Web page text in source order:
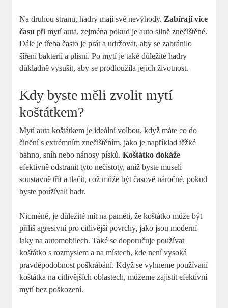
Na druhou stranu, hadry mají své nevýhody. Zabírají více
času při mytí auta, zejména pokud je auto silně znečištěné.
Dále je třeba často je prát a udržovat, aby se zabránilo
šíření bakterií a plísní. Po mytí je také důležité hadry
důkladně vysušit, aby se prodloužila jejich životnost.
Kdy byste měli zvolit mytí
koštátkem?
Mytí auta koštátkem je ideální volbou, když máte co do
činění s extrémním znečištěním, jako je například těžké
bahno, sníh nebo nánosy písků.Koštátko dokáže
efektivně odstranit tyto nečistoty, aniž byste museli
soustavně třít a tlačit, což může být časově náročné, pokud
byste používali hadr.
Nicméně, je důležité mít na paměti, že koštátko může být
příliš agresivní pro citlivější povrchy, jako jsou moderní
laky na automobilech. Také se doporučuje používat
koštátko s rozmyslem a na místech, kde není vysoká
pravděpodobnost poškrábání. Když se vyhneme používaní
koštátka na citlivějších oblastech, můžeme zajistit efektivní
mytí bez poškození.